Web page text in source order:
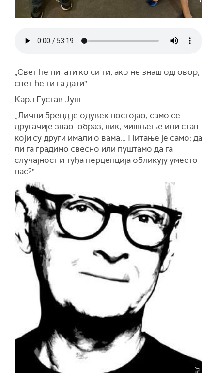
„Свет ће питати ко си ти, ако не знаш одговор,
свет ће ти га дати".
Карл Густав Јунг
„Лични бренд је одувек постојао, само се
другачије звао: образ, лик, мишљење или став
који су други имали о вама... Питање је само: да
ли га градимо свесно или пуштамо да га
случајност и туђа перцепција обликују уместо
нас?"